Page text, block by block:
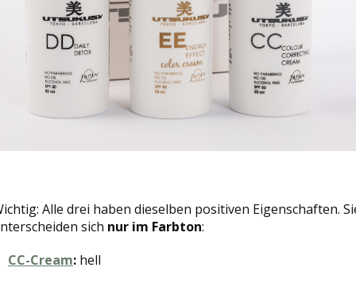
Alle drei haben dieselben positiven Eigenschaften.
sich nur im Farbton:
CC-Cream: hell